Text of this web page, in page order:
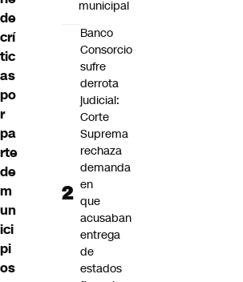
de
crí
tic
as
po
r
pa
rte
de
m
un
ici
pi
os
municipal
Banco
Consorcio
sufre
derrota
judicial:
Corte
Suprema
rechaza
demanda
en
que
acusaban
entrega
de
estados